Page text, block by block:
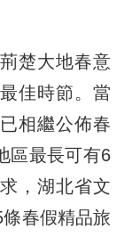
楚大地春意
佳時節。當
相繼公佈春
區最長可有6
，湖北省文
春假精品旅